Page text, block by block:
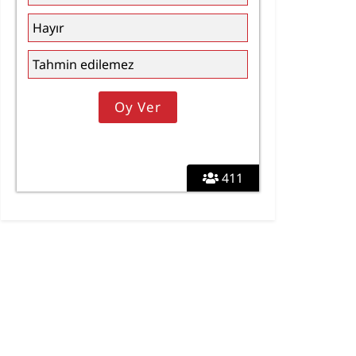
411
Hayır
Tahmin edilemez